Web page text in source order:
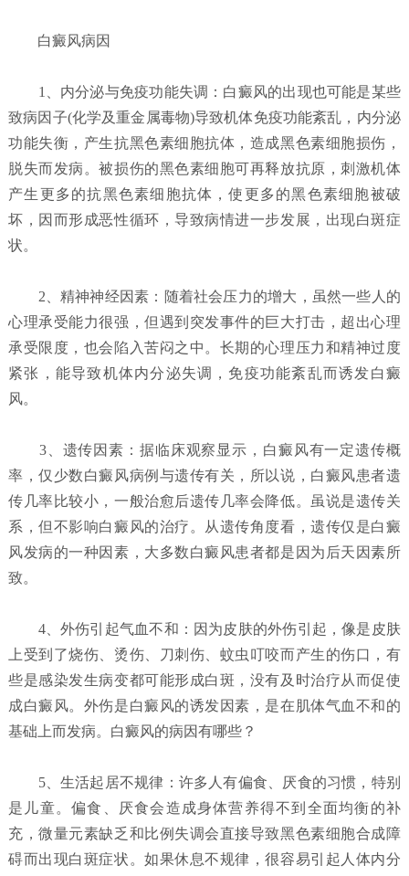
白癜风病因
1、内分泌与免疫功能失调：白癜风的出现也可能是某些
致病因子(化学及重金属毒物)导致机体免疫功能紊乱，内分泌
功能失衡，产生抗黑色素细胞抗体，造成黑色素细胞损伤，
脱失而发病。被损伤的黑色素细胞可再释放抗原，刺激机体
产生更多的抗黑色素细胞抗体，使更多的黑色素细胞被破
坏，因而形成恶性循环，导致病情进一步发展，出现白斑症
状。
2、精神神经因素：随着社会压力的增大，虽然一些人的
心理承受能力很强，但遇到突发事件的巨大打击，超出心理
承受限度，也会陷入苦闷之中。长期的心理压力和精神过度
紧张，能导致机体内分泌失调，免疫功能紊乱而诱发白癜
风。
3、遗传因素：据临床观察显示，白癜风有一定遗传概
率，仅少数白癜风病例与遗传有关，所以说，白癜风患者遗
传几率比较小，一般治愈后遗传几率会降低。虽说是遗传关
系，但不影响白癜风的治疗。从遗传角度看，遗传仅是白癜
风发病的一种因素，大多数白癜风患者都是因为后天因素所
致。
4、外伤引起气血不和：因为皮肤的外伤引起，像是皮肤
上受到了烧伤、烫伤、刀刺伤、蚊虫叮咬而产生的伤口，有
些是感染发生病变都可能形成白斑，没有及时治疗从而促使
成白癜风。外伤是白癜风的诱发因素，是在肌体气血不和的
基础上而发病。白癜风的病因有哪些？
5、生活起居不规律：许多人有偏食、厌食的习惯，特别
是儿童。偏食、厌食会造成身体营养得不到全面均衡的补
充，微量元素缺乏和比例失调会直接导致黑色素细胞合成障
碍而出现白斑症状。如果休息不规律，很容易引起人体内分